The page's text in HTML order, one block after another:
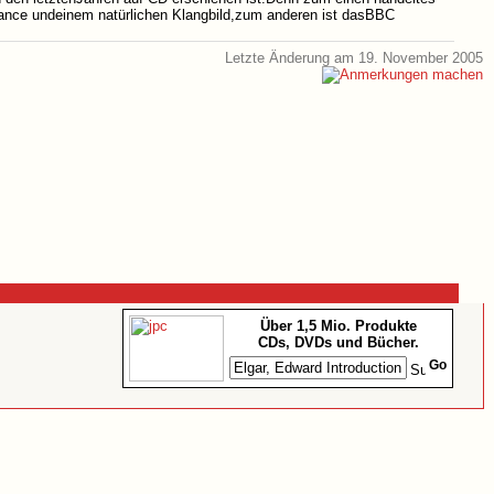
undeinem natürlichen Klangbild,zum anderen ist dasBBC
Letzte Änderung am 19. November 2005
Über 1,5 Mio. Produkte
CDs, DVDs und Bücher.
Go